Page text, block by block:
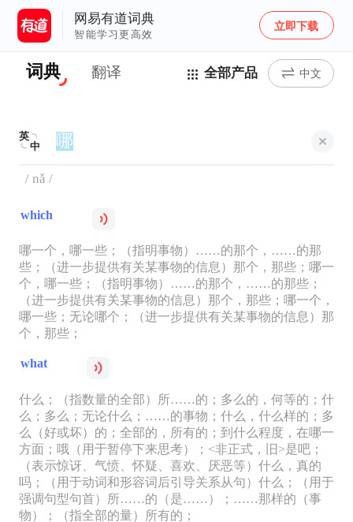
网易有道词典
智能学习更高效
立即下载
词典 翻译 全部产品 中文
英
中
/ nǎ /
which
哪一个，哪一些；（指明事物）……的那个，……的那
些；（进一步提供有关某事物的信息）那个，那些；哪一
个，哪一些；（指明事物）……的那个，……的那些；
（进一步提供有关某事物的信息）那个，那些；哪一个，
哪一些；无论哪个；（进一步提供有关某事物的信息）那
个，那些；
what
什么；（指数量的全部）所……的；多么的，何等的；什
么；多么；无论什么；……的事物；什么，什么样的；多
么（好或坏）的；全部的，所有的；到什么程度，在哪一
方面；哦（用于暂停下来思考）；<非正式，旧>是吧；
（表示惊讶、气愤、怀疑、喜欢、厌恶等）什么，真的
吗；（用于动词和形容词后引导关系从句）什么；（用于
强调句型句首）所……的（是……）；……那样的（事
物）；（指全部的量）所有的；